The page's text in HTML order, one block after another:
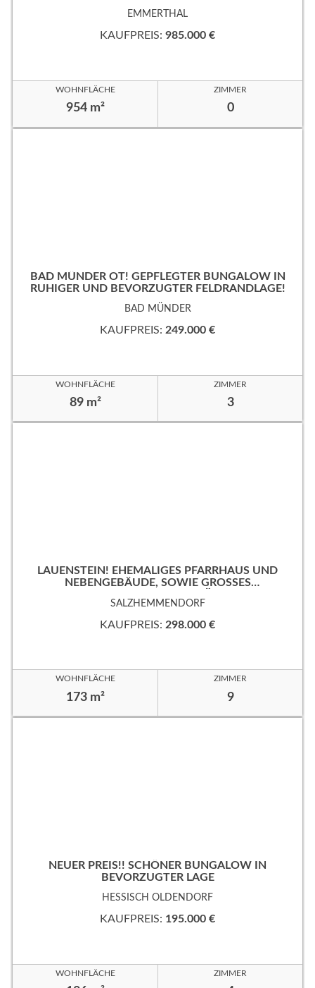
EMMERTHAL
KAUFPREIS: 985.000 €
WOHNFLÄCHE
954 m²
ZIMMER
0
BAD MÜNDER OT! GEPFLEGTER BUNGALOW IN
RUHIGER UND BEVORZUGTER FELDRANDLAGE!
BAD MÜNDER
KAUFPREIS: 249.000 €
WOHNFLÄCHE
89 m²
ZIMMER
3
LAUENSTEIN! EHEMALIGES PFARRHAUS UND
NEBENGEBÄUDE, SOWIE GROSSES
SALZHEMMENDORF
KAUFPREIS: 298.000 €
WOHNFLÄCHE
173 m²
ZIMMER
9
NEUER PREIS!! SCHÖNER BUNGALOW IN
BEVORZUGTER LAGE
HESSISCH OLDENDORF
KAUFPREIS: 195.000 €
WOHNFLÄCHE ZIMMER